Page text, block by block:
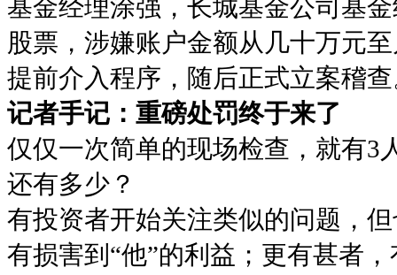
基金经理涂强，长城基金公司基
股票，涉嫌账户金额从几十万元
提前介入程序，随后正式立案稽
记者手记：重磅处罚终于来了
仅仅一次简单的现场检查，就有3
还有多少？
有投资者开始关注类似的问题，
有损害到“他”的利益；更有甚者